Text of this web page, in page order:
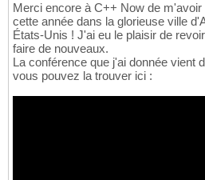
Merci encore à C++ Now de
cette année dans la glorieuse ville
États-Unis ! J'ai eu le plaisir de
faire de nouveaux.
La conférence que j'ai donnée vient
vous pouvez la trouver ici :